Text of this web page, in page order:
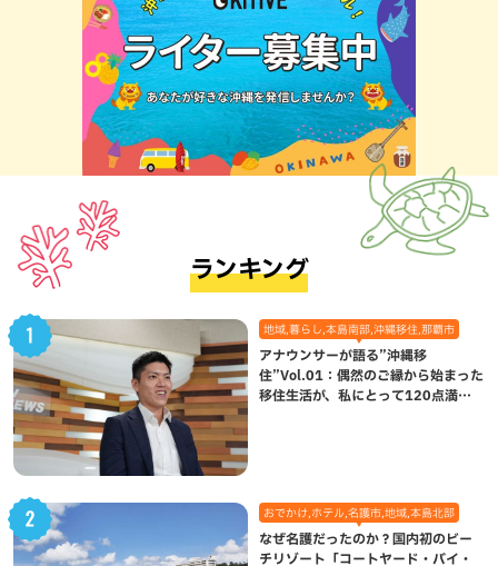
ランキング
地域,暮らし,本島南部,沖縄移住,那覇市
アナウンサーが語る”沖縄移
住”Vol.01：偶然のご縁から始まった
移住生活が、私にとって120点満点
おでかけ,ホテル,名護市,地域,本島北部
なぜ名護だったのか？国内初のビー
チリゾート「コートヤード・バイ・